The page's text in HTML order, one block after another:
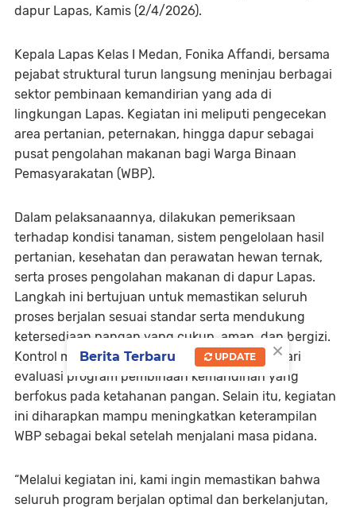
dapur Lapas, Kamis (2/4/2026).
Kepala Lapas Kelas I Medan, Fonika Affandi, bersama
pejabat struktural turun langsung meninjau berbagai
sektor pembinaan kemandirian yang ada di
lingkungan Lapas. Kegiatan ini meliputi pengecekan
area pertanian, peternakan, hingga dapur sebagai
pusat pengolahan makanan bagi Warga Binaan
Pemasyarakatan (WBP).
Dalam pelaksanaannya, dilakukan pemeriksaan
terhadap kondisi tanaman, sistem pengelolaan hasil
pertanian, kesehatan dan perawatan hewan ternak,
serta proses pengolahan makanan di dapur Lapas.
Langkah ini bertujuan untuk memastikan seluruh
proses berjalan sesuai standar serta mendukung
ketersediaan pangan yang cukup, aman, dan bergizi.
Kontrol menyeluruh ini juga menjadi bagian dari
evaluasi program pembinaan kemandirian yang
berfokus pada ketahanan pangan. Selain itu, kegiatan
ini diharapkan mampu meningkatkan keterampilan
WBP sebagai bekal setelah menjalani masa pidana.
“Melalui kegiatan ini, kami ingin memastikan bahwa
seluruh program berjalan optimal dan berkelanjutan,
×
Berita Terbaru UPDATE